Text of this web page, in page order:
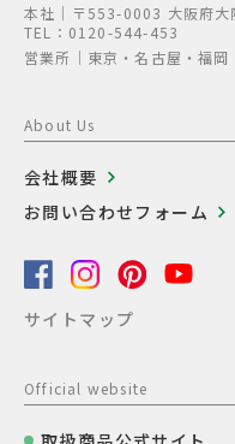
本社│〒553-0003 大阪府大
TEL：0120-544-453
営業所│東京・名古屋・福岡
About Us
会社概要
お問い合わせフォーム
サイトマップ
Official website